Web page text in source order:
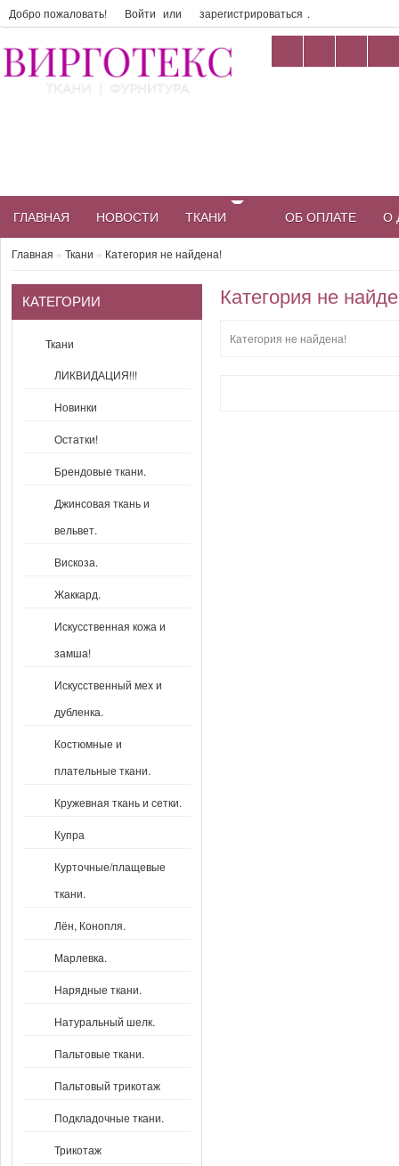
Добро пожаловать! Войти или зарегистрироваться .
ГЛАВНАЯ НОВОСТИ ТКАНИ ОБ ОПЛАТЕ О
Главная » Ткани » Категория не найдена!
КАТЕГОРИИ
Ткани
ЛИКВИДАЦИЯ!!!
Новинки
Остатки!
Брендовые ткани.
Джинсовая ткань и
вельвет.
Вискоза.
Жаккард.
Искусственная кожа и
замша!
Искусственный мех и
дубленка.
Костюмные и
плательные ткани.
Кружевная ткань и сетки.
Купра
Курточные/плащевые
ткани.
Лён, Конопля.
Марлевка.
Нарядные ткани.
Натуральный шелк.
Пальтовые ткани.
Пальтовый трикотаж
Подкладочные ткани.
Трикотаж
Категория не
Категория не найдена!